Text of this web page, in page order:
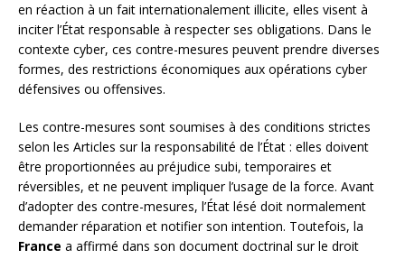
en réaction à un fait internationalement illicite, elles visent à
inciter l’État responsable à respecter ses obligations. Dans le
contexte cyber, ces contre-mesures peuvent prendre diverses
formes, des restrictions économiques aux opérations cyber
défensives ou offensives.
Les contre-mesures sont soumises à des conditions strictes
selon les Articles sur la responsabilité de l’État : elles doivent
être proportionnées au préjudice subi, temporaires et
réversibles, et ne peuvent impliquer l’usage de la force. Avant
d’adopter des contre-mesures, l’État lésé doit normalement
demander réparation et notifier son intention. Toutefois, la
France a affirmé dans son document doctrinal sur le droit